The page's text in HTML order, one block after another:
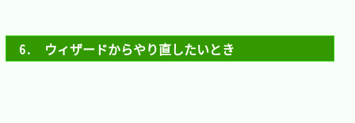
6.　ウィザードからやり直したいとき